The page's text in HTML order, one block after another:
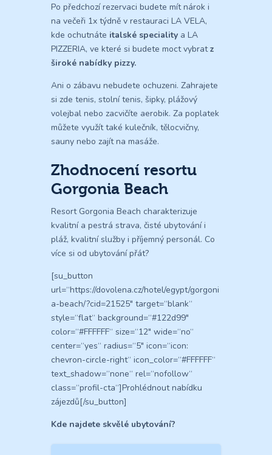
Po předchozí rezervaci budete mít nárok i
na večeři 1x týdně v restauraci LA VELA,
kde ochutnáte italské speciality a LA
PIZZERIA, ve které si budete moct vybratz
široké nabídky pizzy.
Ani o zábavu nebudete ochuzeni. Zahrajete
si zde tenis, stolní tenis, šipky, plážový
volejbal nebo zacvičíte aerobik. Za poplatek
můžete využít také kulečník, tělocvičny,
sauny nebo zajít na masáže.
Zhodnocení resortu
Gorgonia Beach
Resort Gorgonia Beach charakterizuje
kvalitní a pestrá strava, čisté ubytování i
pláž, kvalitní služby i příjemný personál. Co
více si od ubytování přát?
[su_button
url=“https://dovolena.cz/hotel/egypt/gorgoni
a-beach/?cid=21525″ target=“blank“
style=“flat“ background=“#122d99″
color=“#FFFFFF“ size=“12″ wide=“no“
center=“yes“ radius=“5″ icon=“icon:
chevron-circle-right“ icon_color=“#FFFFFF“
text_shadow=“none“ rel=“nofollow“
class=“profil-cta“]Prohlédnout nabídku
zájezdů[/su_button]
Kde najdete skvělé ubytování?